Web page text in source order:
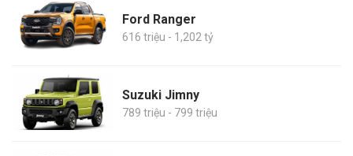
Ford Ranger
616 triệu - 1,202 tỷ
Suzuki Jimny
789 triệu - 799 triệu